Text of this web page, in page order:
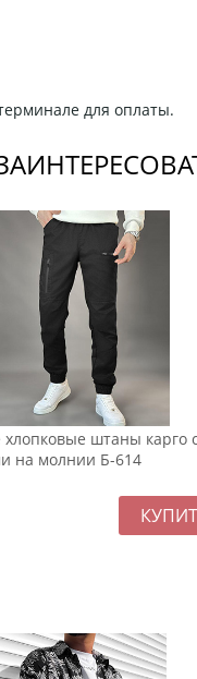
для оплаты.
штаны карго с
на молнии Б-614